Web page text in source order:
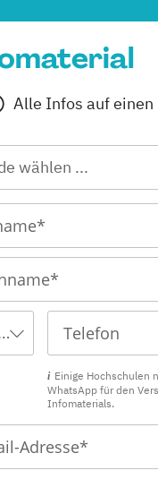
Alle Infos auf einen
wählen ...
wählen ...
Einige Hochschulen
WhatsApp für den
Infomaterials.